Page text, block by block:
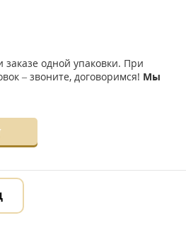
одной упаковки. При
– звоните, договоримся! Мы